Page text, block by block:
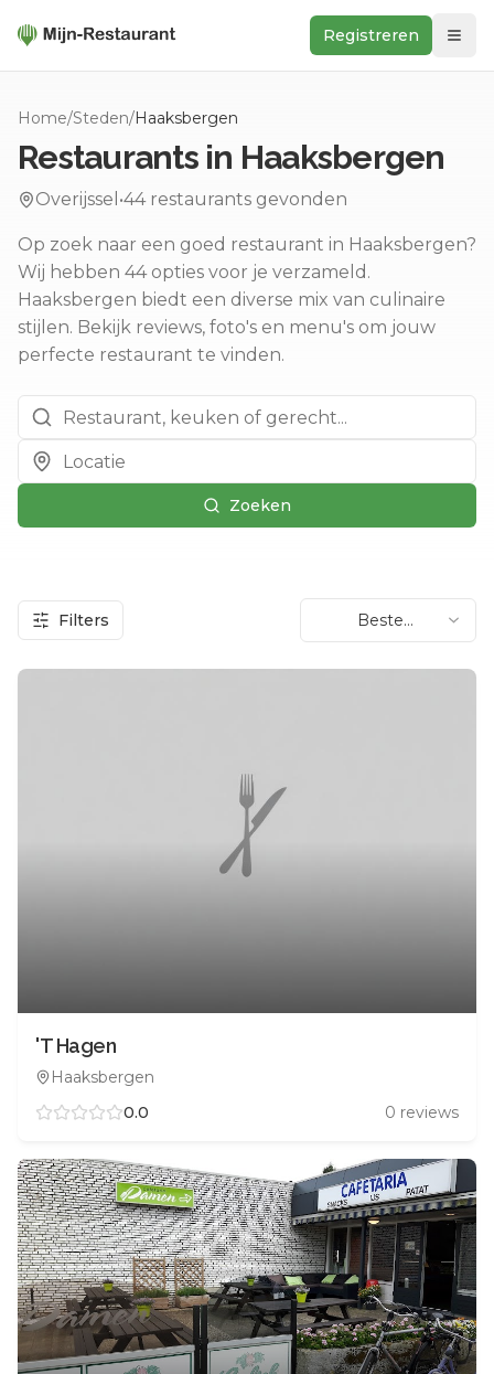
Registreren
In de buurt
Ontdek
Keukens
Foodwall
Reviews
Home/Steden/Haaksbergen
Restaurants in Haaksbergen
Overijssel •44restaurants gevonden
Op zoek naar een goed restaurant in Haaksbergen?
Wij hebben 44 opties voor je verzameld.
Haaksbergen biedt een diverse mix van culinaire
stijlen. Bekijk reviews, foto's en menu's om jouw
perfecte restaurant te vinden.
Zoeken
Filters
Beste
beoordeling
'T Hagen
Haaksbergen
0.0
0 reviews